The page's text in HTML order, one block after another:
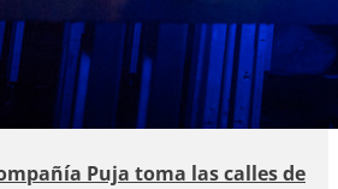
Puja toma las calles de